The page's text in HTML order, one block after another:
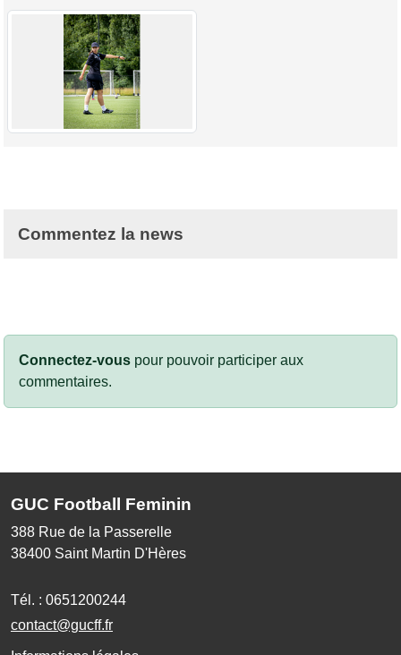
Commentez la news
Connectez-vous pour pouvoir participer aux
commentaires.
GUC Football Feminin
388 Rue de la Passerelle
38400 Saint Martin D'Hères
Tél. : 0651200244
contact@gucff.fr